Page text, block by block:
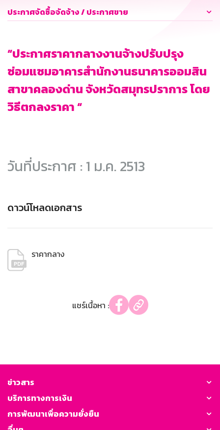
ประกาศจัดซื้อจัดจ้าง / ประกาศขาย
“ประกาศราคากลางงานจ้างปรับปรุง
ซ่อมแซมอาคารสำนักงานธนาคารออมสิน
สาขาคลองด่าน จังหวัดสมุทรปราการ โดย
วิธีตกลงราคา “
วันที่ประกาศ : 1 ม.ค. 2513
ดาวน์โหลดเอกสาร
ราคากลาง
แชร์เนื้อหา :
ข่าวสาร
บริการทางการเงิน
การพัฒนาเพื่อความยั่งยืน